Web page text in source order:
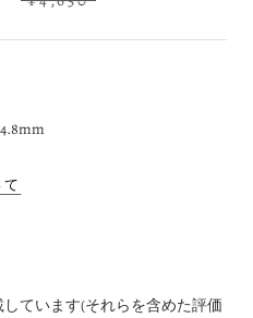
ています(それらを含めた評価